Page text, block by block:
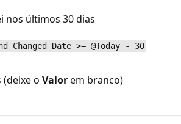
nos últimos 30 dias
Changed Date >= @Today - 30
o Valorem branco)